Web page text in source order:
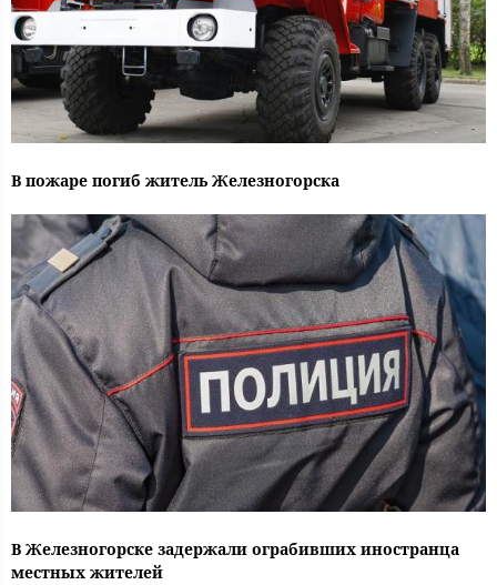
В пожаре погиб житель Железногорска
В Железногорске задержали ограбивших иностранца
местных жителей